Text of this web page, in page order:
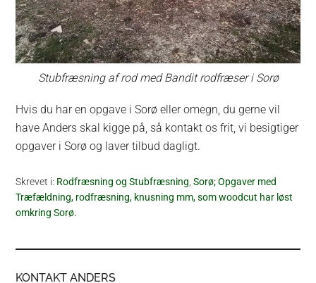
Stubfræsning af rod med Bandit rodfræser i Sorø
Hvis du har en opgave i Sorø eller omegn, du gerne vil
have Anders skal kigge på, så kontakt os frit, vi besigtiger
opgaver i Sorø og laver tilbud dagligt.
Skrevet i: Rodfræsning og Stubfræsning ,Sorø; Opgaver med
Træfældning, rodfræsning, knusning mm, som woodcut har løst
omkring Sorø.
KONTAKT ANDERS